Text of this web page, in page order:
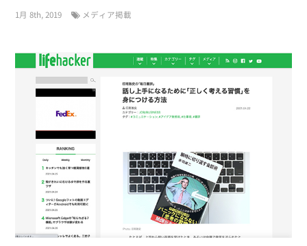
1月 8th, 2019 メディア掲載